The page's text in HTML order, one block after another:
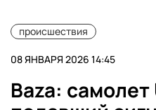
происшествия
08 ЯНВАРЯ 2026 14:45
Baza: самолет